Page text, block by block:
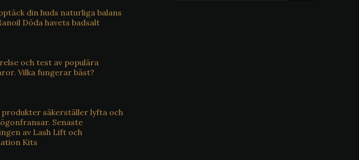
din huds naturliga balans
Döda havets badsalt
och test av populära
Vilka fungerar bäst?
produkter säkerställer lyfta och
Senaste
av Lash Lift och
Kits